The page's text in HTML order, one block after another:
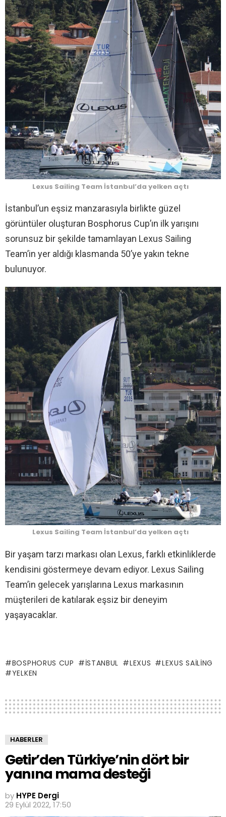
Lexus Sailing Team İstanbul’da yelken açtı
İstanbul’un eşsiz manzarasıyla birlikte güzel
görüntüler oluşturan Bosphorus Cup’ın ilk yarışını
sorunsuz bir şekilde tamamlayan Lexus Sailing
Team’in yer aldığı klasmanda 50’ye yakın tekne
bulunuyor.
Lexus Sailing Team İstanbul’da yelken açtı
Bir yaşam tarzı markası olan Lexus, farklı etkinliklerde
kendisini göstermeye devam ediyor. Lexus Sailing
Team’in gelecek yarışlarına Lexus markasının
müşterileri de katılarak eşsiz bir deneyim
yaşayacaklar.
BOSPHORUS CUP İSTANBUL LEXUS
LEXUS SAILING
YELKEN
HABERLER
Getir’den Türkiye’nin dört bir
yanına mama desteği
by HYPE Dergi
29 Eylül 2022, 17:50